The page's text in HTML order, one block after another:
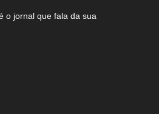
o jornal que fala da sua